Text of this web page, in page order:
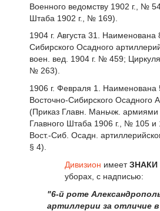
Военного ведомству 1902 г., №
Штаба 1902 г., № 169).
1904 г. Августа 31.
Сибирского Осадного
воен. вед. 1904 г. № 459;
№ 263).
1906 г. Февраля 1. Наименована
Восточно-Сибирского Осадного
(Приказ Главн. Маньчж.
Главного Штаба 1906 г., № 105 и
Вост.-Сиб. Осадн.
§ 4).
Дивизион имеет
уборах, с надписью:
"6-й роте
артиллерии за отличие